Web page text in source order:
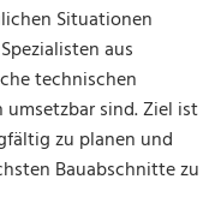
Situationen
aus
technischen
sind. Ziel ist
zu planen und
Bauabschnitte zu